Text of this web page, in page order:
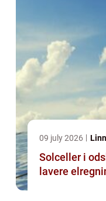
09 july 2026
Solceller i odsherred
lavere